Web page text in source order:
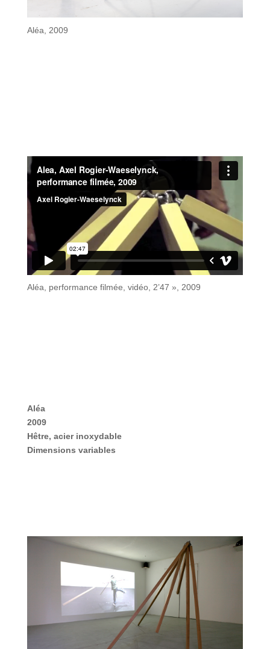
Aléa, 2009
Aléa, performance filmée, vidéo, 2’47 », 2009
Aléa
2009
Hêtre, acier inoxydable
Dimensions variables